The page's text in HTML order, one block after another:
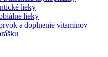
lieky
lieky
a doplnenie vitamínov